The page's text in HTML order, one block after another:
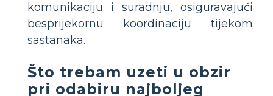
komunikaciju i suradnju, osiguravajući
besprijekornu koordinaciju tijekom
sastanaka.
Što trebam uzeti u obzir
pri odabiru najboljeg